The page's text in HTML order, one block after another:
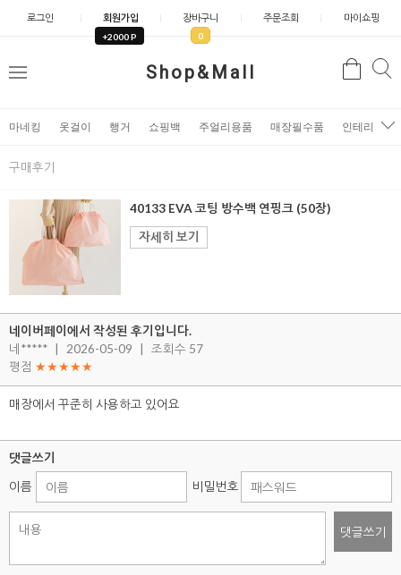
로그인 회원가입
+2000 P
장바구니
0
주문조회 마이쇼핑
Shop&Mall
메
검
마네킹 옷걸이 행거 쇼핑백 주얼리용품 매장필수품 인테리어소
구매후기
40133 EVA 코팅 방수백 연핑크 (50장)
자세히 보기
네이버페이에서 작성된 후기입니다.
네*****
2026-05-09
조회수 57
평점 ★★★★★
매장에서 꾸준히 사용하고 있어요
댓글쓰기
이름
비밀번호
댓글쓰기